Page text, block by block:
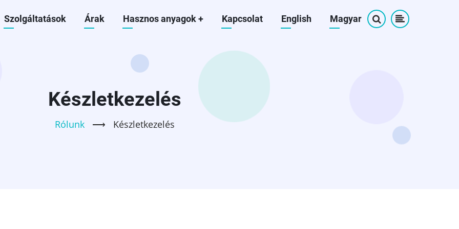
Szolgáltatások Árak Hasznos anyagok+ Kapcsolat English Magyar
Készletkezelés
Rólunk ⟶ Készletkezelés